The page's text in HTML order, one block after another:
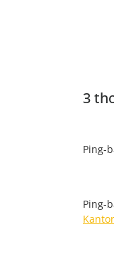
3
Ping-
Ping-